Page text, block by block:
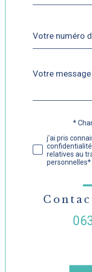
*
Fieldset
défaut
Message
*
*
j'ai pris
relatives au
personnelles*